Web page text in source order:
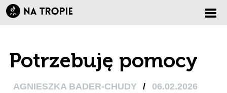
Potrzebuję pomocy
AGNIESZKA BADER-CHUDY / 06.02.2026